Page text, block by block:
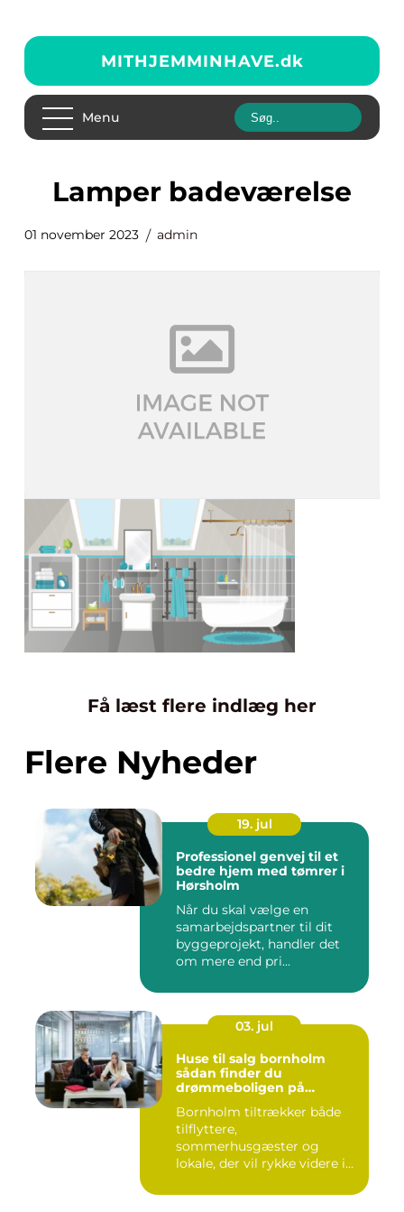
MITHJEMMINHAVE.dk
Menu
lamper badeværelse
01 november 2023 admin
Få læst flere indlæg her
Flere Nyheder
19. jul
Professionel genvej til et
bedre hjem med tømrer i
Hørsholm
Når du skal vælge en
samarbejdspartner til dit
byggeprojekt, handler det
om mere end pri...
03. jul
Huse til salg bornholm
sådan finder du
drømmeboligen på
Bornholm tiltrækker både
tilflyttere,
sommerhusgæster og
lokale, der vil rykke videre i